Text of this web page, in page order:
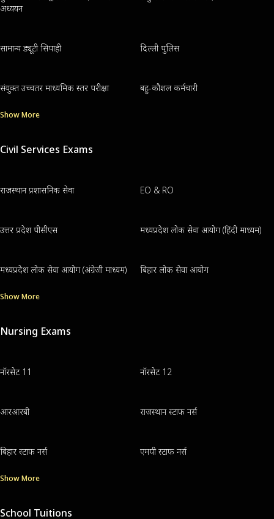
अध्ययन
सामान्य ड्यूटी सिपाही दिल्ली पुलिस
संयुक्त उच्चतर माध्यमिक स्तर परीक्षा बहु-कौशल कर्मचारी
Show More
Civil Services Exams
राजस्थान प्रशासनिक सेवा EO & RO
उत्तर प्रदेश पीसीएस मध्यप्रदेश लोक सेवा आयोग (हिंदी माध्यम)
मध्यप्रदेश लोक सेवा आयोग (अंग्रेजी माध्यम) बिहार लोक सेवा आयोग
Show More
Nursing Exams
नॉरसेट 11 नॉरसेट 12
आरआरबी राजस्थान स्टाफ नर्स
बिहार स्टाफ नर्स एमपी स्टाफ नर्स
Show More
School Tuitions